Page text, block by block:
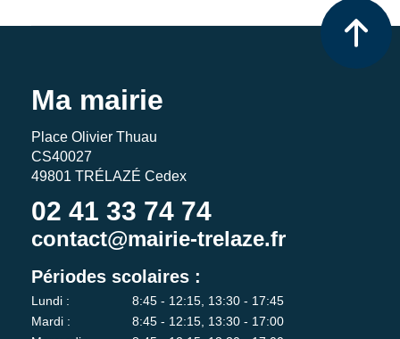
Ma mairie
Place Olivier Thuau
CS40027
49801 TRÉLAZÉ Cedex
02 41 33 74 74
contact@mairie-trelaze.fr
Périodes scolaires :
Lundi :
8:45 - 12:15, 13:30 - 17:45
Mardi :
8:45 - 12:15, 13:30 - 17:00